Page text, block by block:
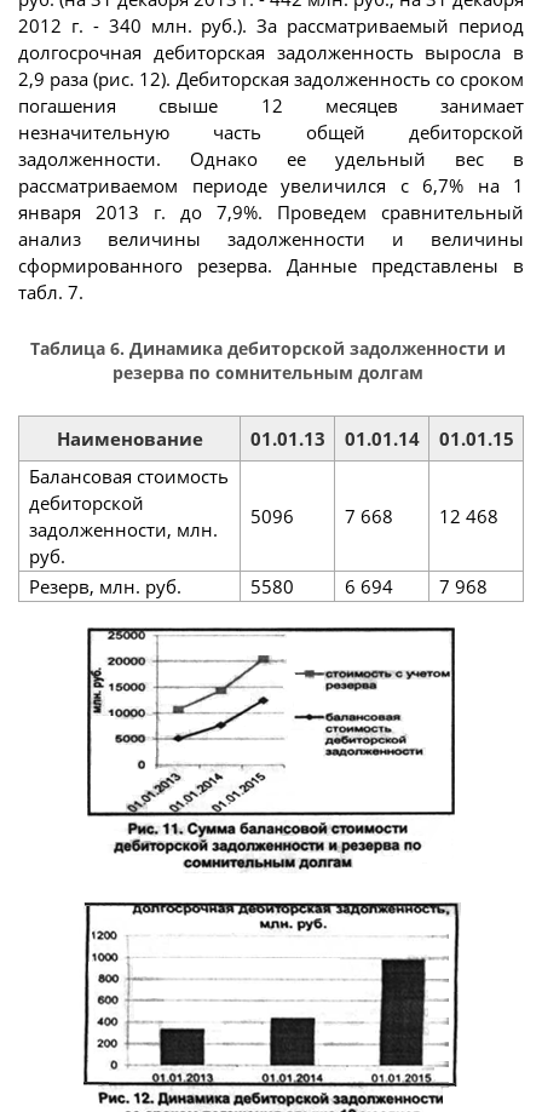
2012 г. - 340 млн. руб.). За рассматриваемый период
долгосрочная дебиторская задолженность выросла в
2,9 раза (рис. 12). Дебиторская задолженность со сроком
погашения свыше 12 месяцев занимает
незначительную часть общей дебиторской
задолженности. Однако ее удельный вес в
рассматриваемом периоде увеличился с 6,7% на 1
января 2013 г. до 7,9%. Проведем сравнительный
анализ величины задолженности и величины
сформированного резерва. Данные представлены в
табл. 7.
Таблица 6. Динамика дебиторской задолженности и
резерва по сомнительным долгам
Наименование 01.01.13 01.01.14
01.01.15
Балансовая стоимость
дебиторской
задолженности, млн.
руб.
5096 7 668 12 468
Резерв, млн. руб. 5580 6 694 7 968